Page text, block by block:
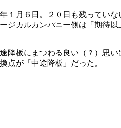
１月６日。２０日も残ってい
カルカンパニー側は「期待以
降板にまつわる良い（？）思
点が「中途降板」だった。